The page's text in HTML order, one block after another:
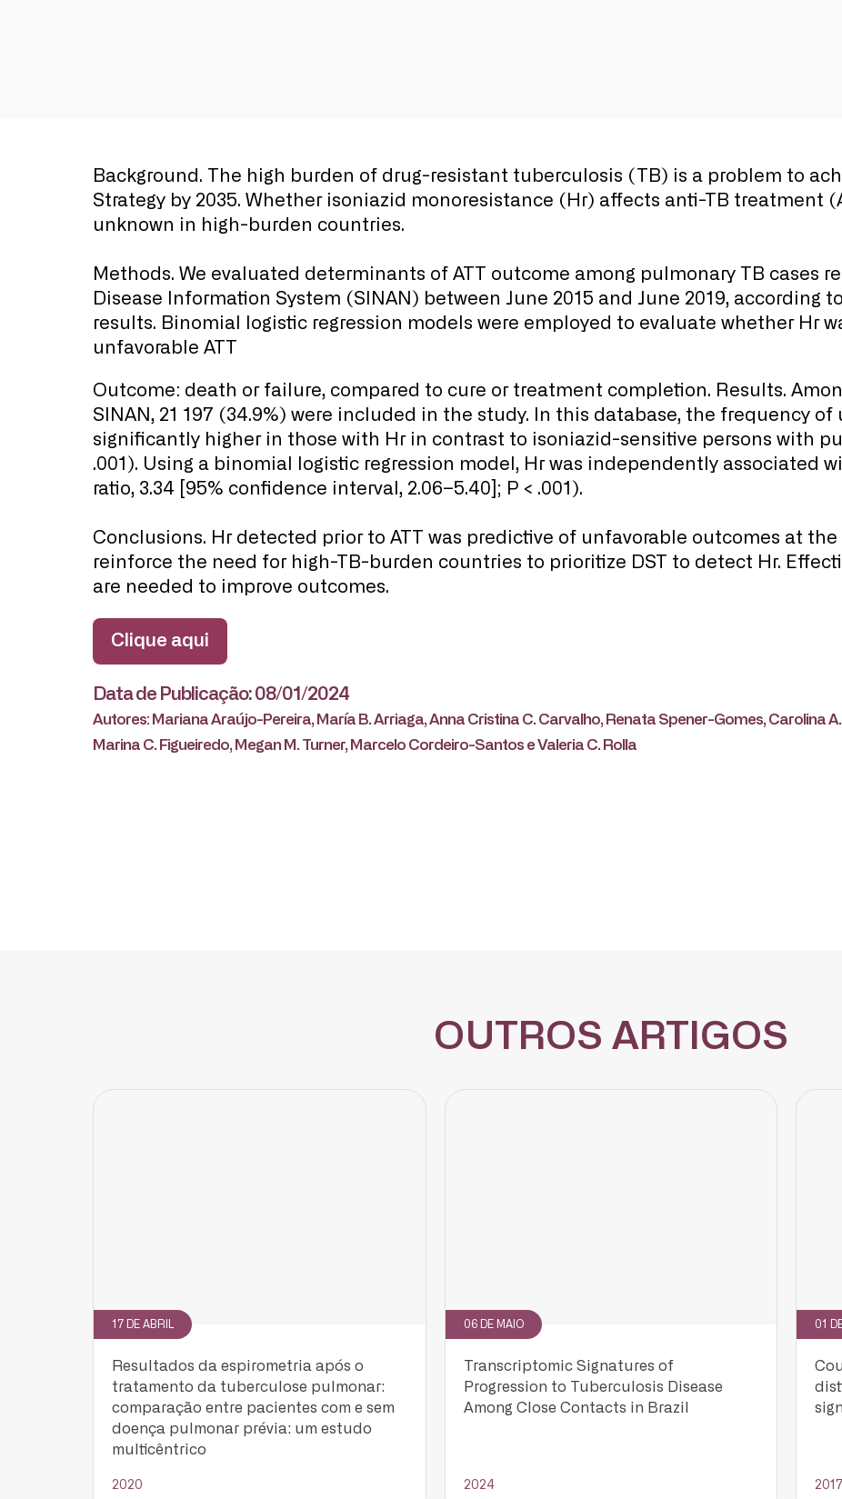
Background. The high burden of drug-resistant tuberculosis (TB) is a problem to
Strategy by 2035. Whether isoniazid monoresistance (Hr) affects anti-TB treatment
unknown in high-burden countries.
Methods. We evaluated determinants of ATT outcome among pulmonary TB cases
Disease Information System (SINAN) between June 2015 and June 2019, according
results. Binomial logistic regression models were employed to evaluate whether Hr
unfavorable ATT
Outcome: death or failure, compared to cure or treatment completion. Results.
SINAN, 21 197 (34.9%) were included in the study. In this database, the frequency
significantly higher in those with Hr in contrast to isoniazid-sensitive persons with
.001). Using a binomial logistic regression model, Hr was independently associated
ratio, 3.34 [95% confidence interval, 2.06–5.40]; P < .001).
Conclusions. Hr detected prior to ATT was predictive of unfavorable outcomes at
reinforce the need for high-TB-burden countries to prioritize DST to detect Hr.
are needed to improve outcomes.
Clique aqui
Data de Publicação: 08/01/2024
Autores: Mariana Araújo-Pereira, María B. Arriaga, Anna Cristina C. Carvalho, Renata Spener-Gomes, Carolina
Marina C. Figueiredo, Megan M. Turner, Marcelo Cordeiro-Santos e Valeria C. Rolla
OUTROS ARTIGOS
17 DE ABRIL
Resultados da espirometria após o
tratamento da tuberculose pulmonar:
comparação entre pacientes com e sem
doença pulmonar prévia: um estudo
multicêntrico
2020
06 DE MAIO
Transcriptomic Signatures of
Progression to Tuberculosis Disease
Among Close Contacts in Brazil
2024
01
2017